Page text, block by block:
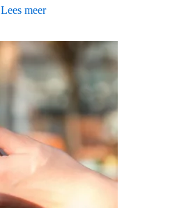
Lees meer:
wie
+31
20
350
41?
(VriendenLoterij
uitleg)